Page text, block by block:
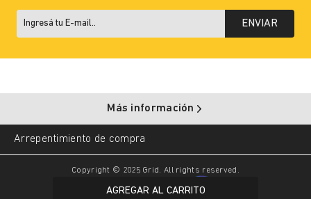
AGREGAR AL CARRITO
ENVIAR
Más información
Arrepentimiento de compra
Copyright © 2025 Grid. All rights reserved.